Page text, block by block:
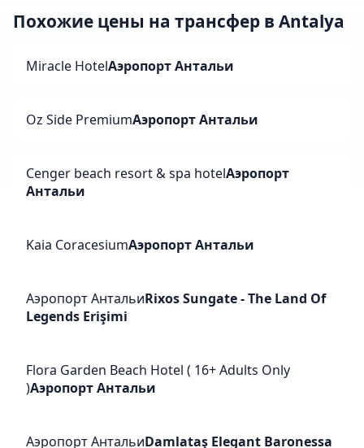
Похожие цены на трансфер в Antalya
Miracle HotelАэропорт Антальи
Oz Side PremiumАэропорт Антальи
Cenger beach resort & spa hotelАэропорт
Антальи
Kaia CoracesiumАэропорт Антальи
Аэропорт АнтальиRixos Sungate - The Land Of
Legends Erişimi
Flora Garden Beach Hotel ( 16+ Adults Only
)Аэропорт Антальи
Аэропорт АнтальиDamlataş Elegant Baronessa